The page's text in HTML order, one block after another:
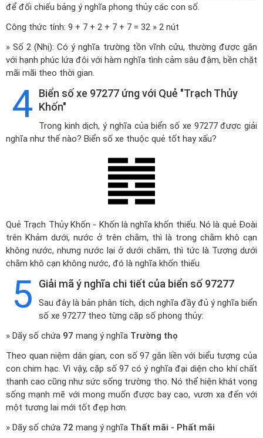
để đối chiếu bảng ý nghĩa phong thủy các con số.
Công thức tính: 9 + 7 + 2 + 7 + 7 = 32 » 2 nút
» Số 2 (Nhị): Có ý nghĩa trường tồn vĩnh cửu, thường được gắn
với hạnh phúc lứa đôi với hàm nghĩa tình cảm sâu đậm, bền chặt
mãi mãi theo thời gian.
4 Biển số xe 97277 ứng với Quẻ "Trạch Thủy
Khốn"
Trong kinh dịch, ý nghĩa của biển số xe 97277 được giải
nghĩa như thế nào? Biển số xe thuộc quẻ tốt hay xấu?
Quẻ Trạch Thủy Khốn - Khốn là nghĩa khốn thiếu. Nó là quẻ Đoài
trên Khảm dưới, nước ở trên chằm, thì là trong chằm khô cạn
không nước, nhưng nước lại ở dưới chằm, thì tức là Tượng dưới
chằm khô cạn không nước, đó là nghĩa khốn thiếu
5 Giải mã ý nghĩa chi tiết của biển số 97277
Sau đây là bản phân tích, dịch nghĩa đầy đủ ý nghĩa biển
số xe 97277 theo từng cặp số phong thủy:
» Dãy số chứa 97 mang ý nghĩa Trường thọ
Theo quan niệm dân gian, con số 97 gắn liền với biểu tượng của
con chim hạc. Vì vậy, cặp số 97 có ý nghĩa đại diện cho khí chất
thanh cao cũng như sức sống trường thọ. Nó thể hiện khát vọng
sống mạnh mẽ với mong muốn được bay cao, vươn xa đến với
một tương lai mới tốt đẹp hơn.
» Dãy số chứa 72 mang ý nghĩa Thất mãi - Phất mãi